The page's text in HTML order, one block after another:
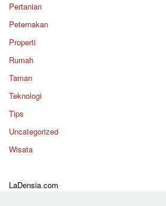
Pertanian
Peternakan
Properti
Rumah
Taman
Teknologi
Tips
Uncategorized
Wisata
LaDensia.com